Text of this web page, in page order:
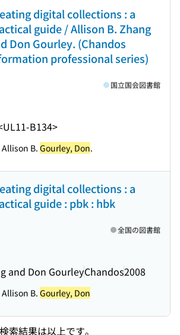
digital collections : a
guide / Allison B. Zhang
Don Gourley. (Chandos
professional series)
B134>
国立国会図書館
B. Gourley, Don.
digital collections : a
guide : pbk : hbk
and Don GourleyChandos2008
全国の図書館
B. Gourley, Don
検索結果は以上です。